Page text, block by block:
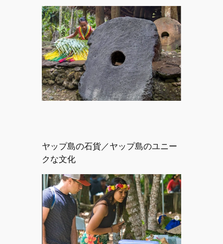
ヤップ島の石貨／ヤップ島のユニー
クな文化